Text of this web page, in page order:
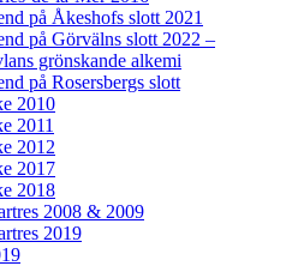
på Åkeshofs slott 2021
på Görvälns slott 2022 –
grönskande alkemi
på Rosersbergs slott
2010
2011
2012
2017
2018
2008 & 2009
2019